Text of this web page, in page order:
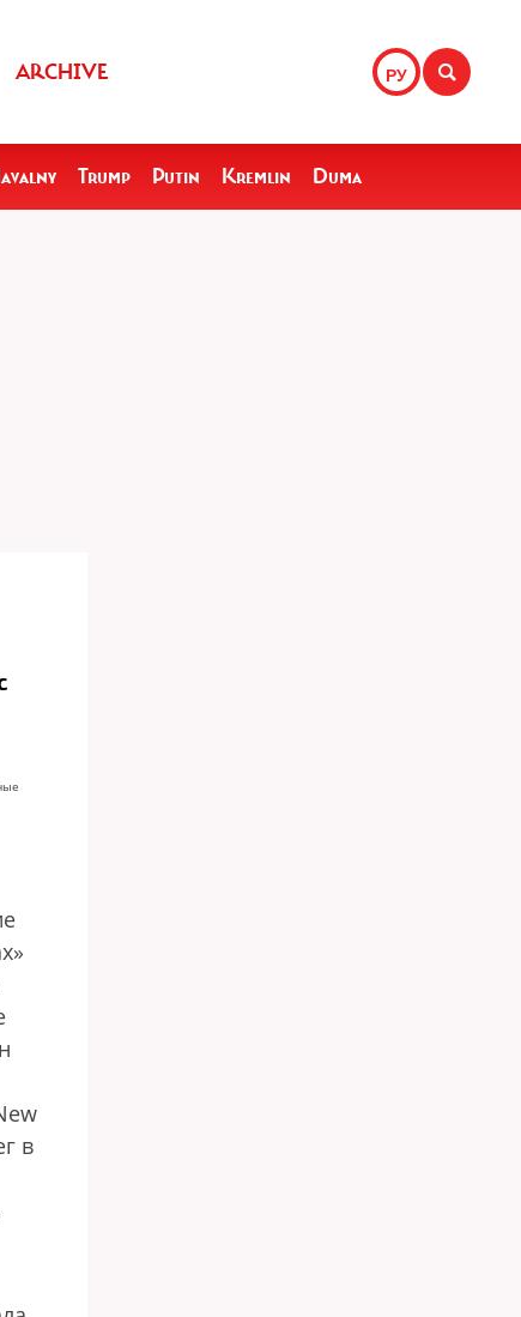
РУ
ARCHIVE
Trump Putin Kremlin Duma
в